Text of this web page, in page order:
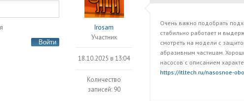
Irosam
Участник
18.10.2025 в 13:04
Количество
записей: 90
Очень важно подобрать
стабильно работает и
смотреть на модели с
абразивным частицам.
насосов с описанием
https://itltech.ru/nasosnoe-
Войти